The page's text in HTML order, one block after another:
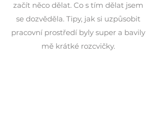
začít něco dělat. Co s tím dělat jsem
se dozvěděla. Tipy, jak si uzpůsobit
pracovní prostředí byly super a bavily
mě krátké rozcvičky.